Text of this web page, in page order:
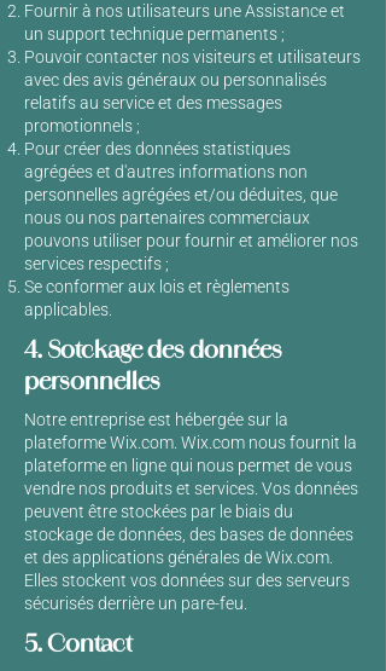
Fournir à nos utilisateurs une Assistance et
un support technique permanents ;
Pouvoir contacter nos visiteurs et utilisateurs
avec des avis généraux ou personnalisés
relatifs au service et des messages
promotionnels ;
Pour créer des données statistiques
agrégées et d'autres informations non
personnelles agrégées et/ou déduites, que
nous ou nos partenaires commerciaux
pouvons utiliser pour fournir et améliorer nos
services respectifs ;
Se conformer aux lois et règlements
applicables.
4. Sotckage des données
personnelles
Notre entreprise est hébergée sur la
plateforme Wix.com. Wix.com nous fournit la
plateforme en ligne qui nous permet de vous
vendre nos produits et services. Vos données
peuvent être stockées par le biais du
stockage de données, des bases de données
et des applications générales de Wix.com.
Elles stockent vos données sur des serveurs
sécurisés derrière un pare-feu.
5. Contact